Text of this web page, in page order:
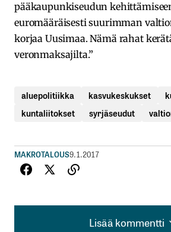
pääkaupunkiseudun
euromääräisesti suurimman
korjaa Uusimaa. Nämä rahat
veronmaksajilta.”
aluepolitiikka kasvukeskukset
kuntaliitokset
syrjäseudut
MAKROTALOUS9.1.2017
Lisää kommentti